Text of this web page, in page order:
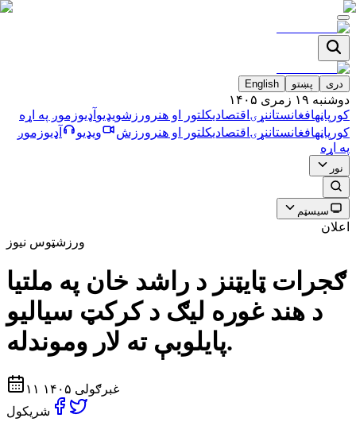
دری پښتو English
دوشنبه ۱۹ زمری ۱۴۰۵
کورپاڼهافغانستاننړۍ اقتصاديکلتور او هنر ورزشویډیو آډیوزموږ په اړه
کورپاڼهافغانستاننړۍ اقتصاديکلتور او هنر ورزش ویډیو آډیوزموږ
په اړه
نور
سیسټم
اعلان
ورزشټوس نیوز
ګجرات ټایټنز د راشد خان په ملتیا
د هند غوره لیګ د کرکټ سیالیو
پایلوبې ته لار وموندله.
۱۱ غبرګولی ۱۴۰۵
شریکول